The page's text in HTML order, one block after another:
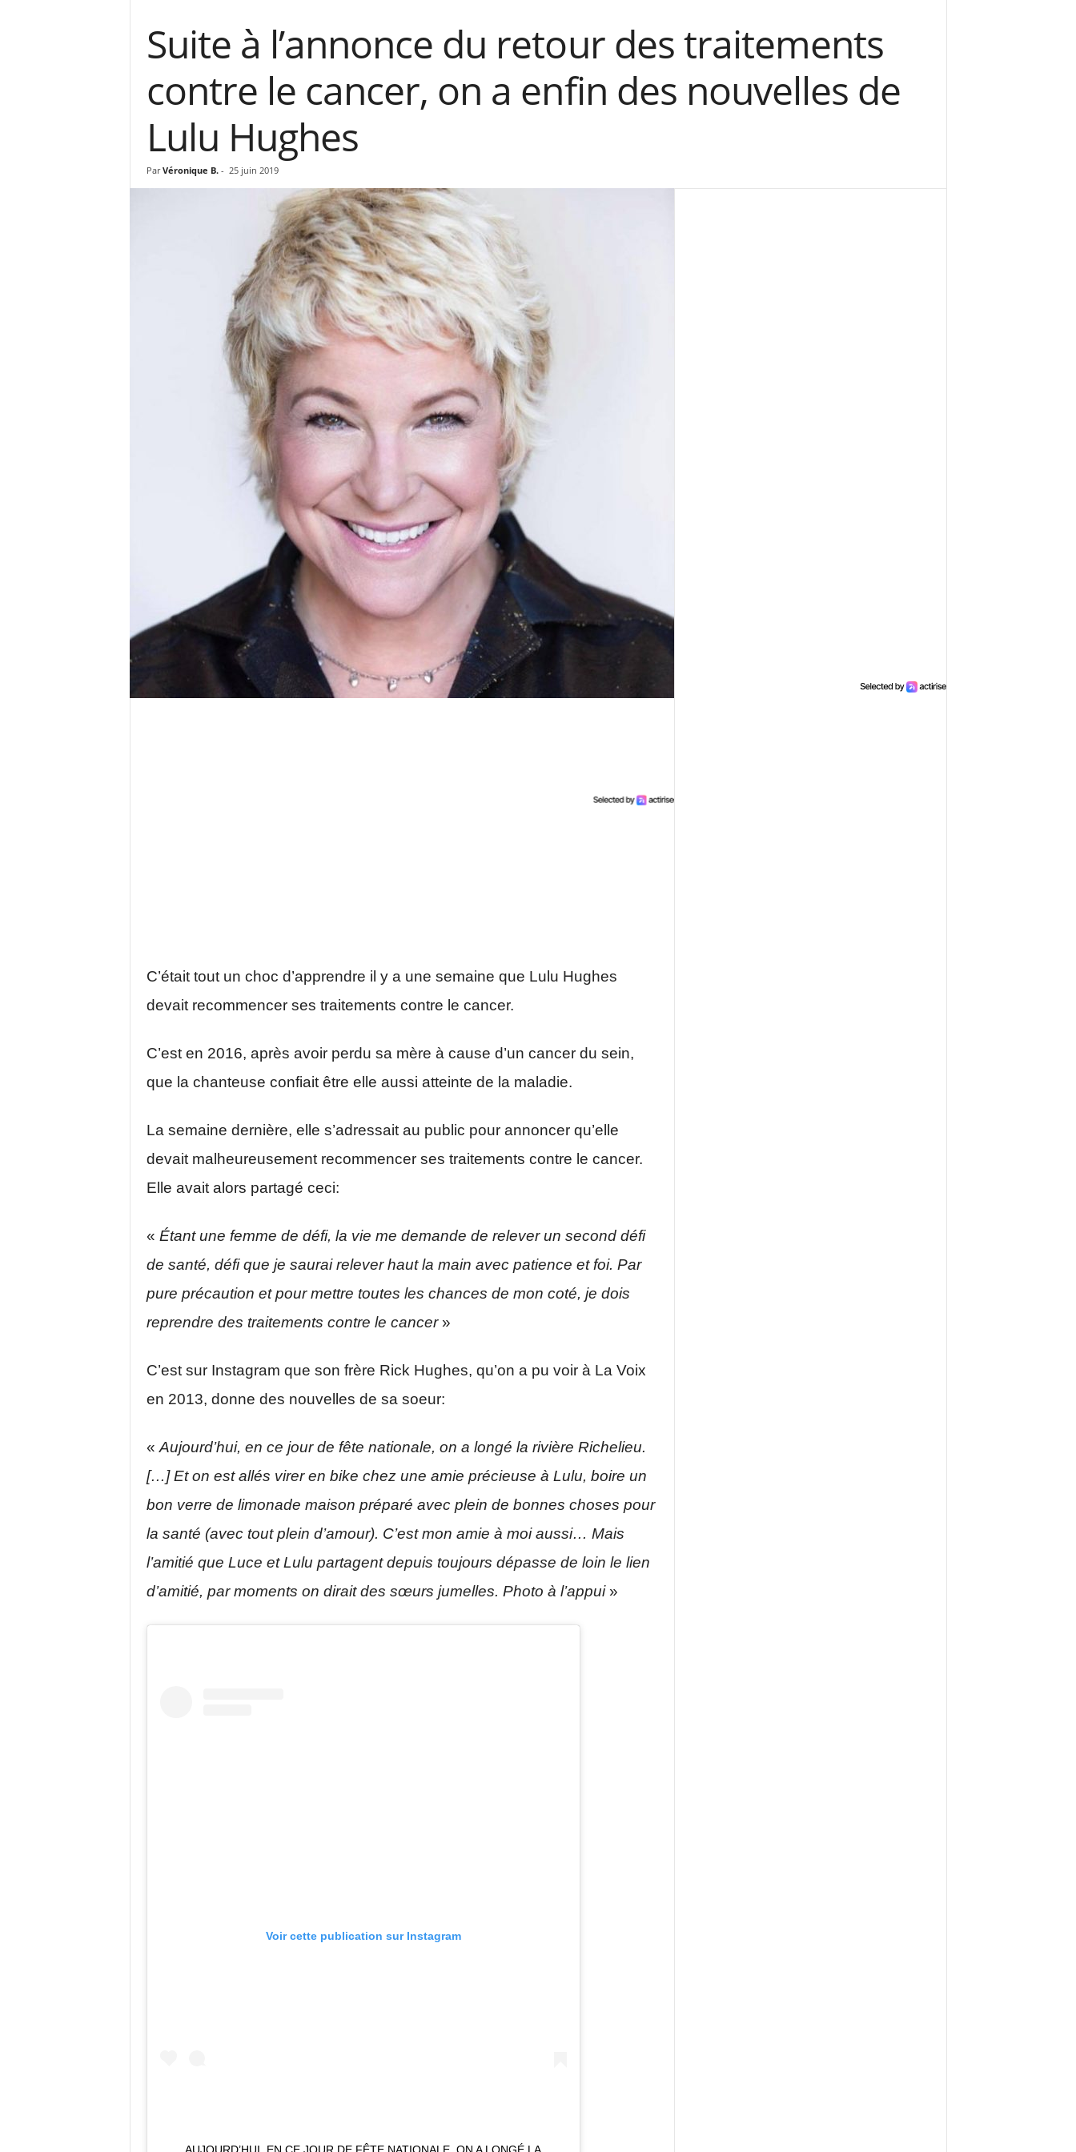
Suite à l’annonce du retour des traitements
contre le cancer, on a enfin des nouvelles de
Lulu Hughes
Par Véronique B. - 25 juin 2019
C’était tout un choc d’apprendre il y a une semaine que Lulu Hughes
devait recommencer ses traitements contre le cancer.
C’est en 2016, après avoir perdu sa mère à cause d’un cancer du sein,
que la chanteuse confiait être elle aussi atteinte de la maladie.
La semaine dernière, elle s’adressait au public pour annoncer qu’elle
devait malheureusement recommencer ses traitements contre le cancer.
Elle avait alors partagé ceci:
« Étant une femme de défi, la vie me demande de relever un second défi
de santé, défi que je saurai relever haut la main avec patience et foi. Par
pure précaution et pour mettre toutes les chances de mon coté, je dois
reprendre des traitements contre le cancer»
C’est sur Instagram que son frère Rick Hughes, qu’on a pu voir à La Voix
en 2013, donne des nouvelles de sa soeur:
« Aujourd’hui, en ce jour de fête nationale, on a longé la rivière Richelieu.
[…] Et on est allés virer en bike chez une amie précieuse à Lulu, boire un
bon verre de limonade maison préparé avec plein de bonnes choses pour
la santé (avec tout plein d’amour). C’est mon amie à moi aussi… Mais
l’amitié que Luce et Lulu partagent depuis toujours dépasse de loin le lien
d’amitié, par moments on dirait des sœurs jumelles. Photo à l’appui»
Voir cette publication sur Instagram
AUJOURD’HUI, EN CE JOUR DE FÊTE NATIONALE, ON A LONGÉ LA